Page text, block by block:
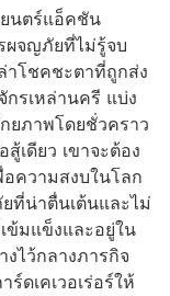
นตร์แอ็คชัน
ผจญภัยที่ไม่รู้จบ
าโชคชะตาที่ถูกส่ง
รเหล่านครี แบ่ง
ยภาพโดยชั่วคราว
เดียว เขาจะต้อง
ความสงบในโลก
ที่น่าตื่นเต้นและไม่
ข้มแข็งและอยู่ใน
ไว้กลางภารกิจ
ดเคเวอเร่อร์ให้